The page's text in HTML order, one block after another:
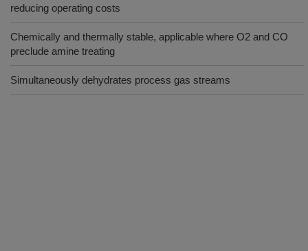
reducing operating costs
Chemically and thermally stable, applicable where O2 and CO
preclude amine treating
Simultaneously dehydrates process gas streams